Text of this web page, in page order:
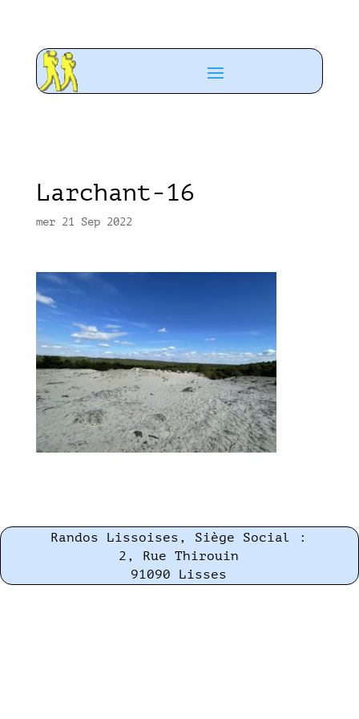
Larchant-16
mer 21 Sep 2022
Randos Lissoises, Siège Social :
2, Rue Thirouin
91090 Lisses